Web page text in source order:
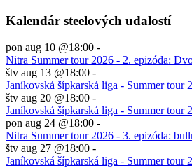
Kalendár steelových udalostí
pon aug 10 @18:00 -
Nitra Summer tour 2026 - 2. epizóda:
štv aug 13 @18:00 -
Janíkovská šípkarská liga - Summer tour
štv aug 20 @18:00 -
Janíkovská šípkarská liga - Summer tour
pon aug 24 @18:00 -
Nitra Summer tour 2026 - 3. epizóda:
štv aug 27 @18:00 -
Janíkovská šípkarská liga - Summer tour